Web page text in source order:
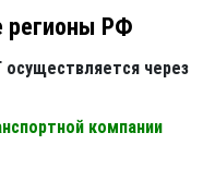
регионы РФ
через
компании